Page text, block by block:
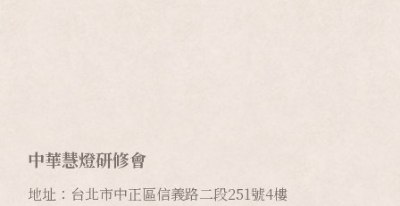
中華慧燈研修會
地址：台北市中正區信義路二段251號4樓